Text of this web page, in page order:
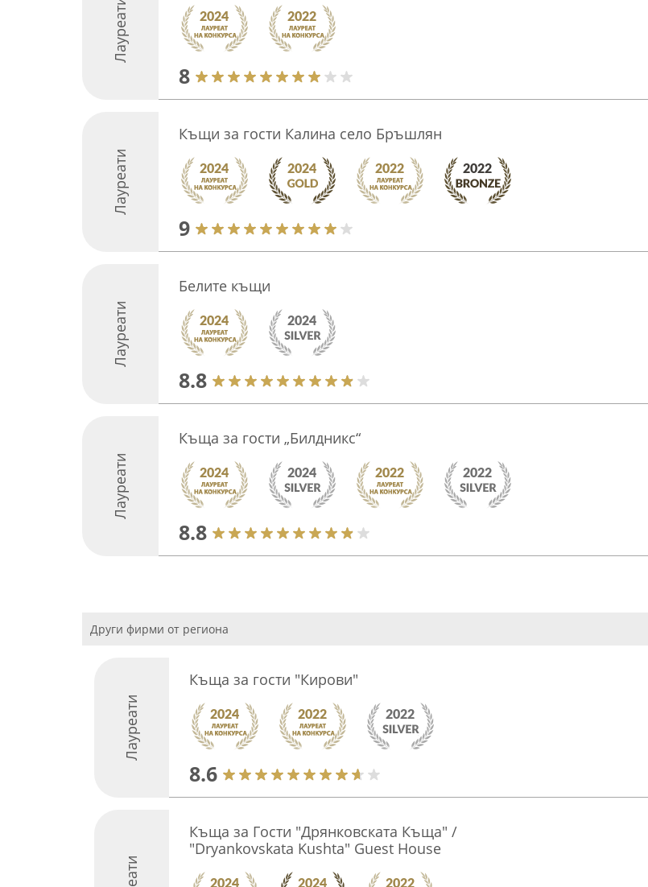
Лауреати
8
Лауреати
Къщи за гости Калина село Бръшлян
9
Лауреати
Белите къщи
8.8
Лауреати
Къща за гости „Билдникс“
8.8
Други фирми от региона
Лауреати
Къща за гости "Кирови"
8.6
Къща за Гости "Дрянковската Къща" /
"Dryankovskata Kushta" Guest House